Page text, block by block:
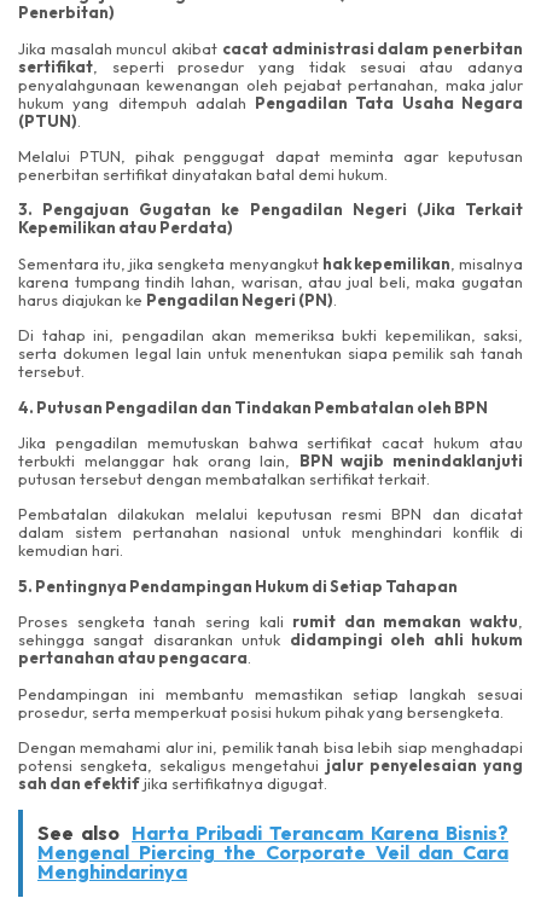
Penerbitan)
Jika masalah muncul akibat cacat administrasi dalam penerbitan
sertifikat , seperti prosedur yang tidak sesuai atau adanya
penyalahgunaan kewenangan oleh pejabat pertanahan, maka jalur
hukum yang ditempuh adalah Pengadilan Tata Usaha Negara
(PTUN)
Melalui PTUN, pihak penggugat dapat meminta agar keputusan
penerbitan sertifikat dinyatakan batal demi hukum.
3. Pengajuan Gugatan ke Pengadilan Negeri (Jika Terkait
Kepemilikan atau Perdata)
Sementara itu, jika sengketa menyangkut hak kepemilikan , misalnya
karena tumpang tindih lahan, warisan, atau jual beli, maka gugatan
harus diajukan ke Pengadilan Negeri (PN)
Di tahap ini, pengadilan akan memeriksa bukti kepemilikan, saksi,
serta dokumen legal lain untuk menentukan siapa pemilik sah tanah
tersebut.
4. Putusan Pengadilan dan Tindakan Pembatalan oleh BPN
Jika pengadilan memutuskan bahwa sertifikat cacat hukum atau
terbukti melanggar hak orang lain, BPN wajib menindaklanjuti
putusan tersebut dengan membatalkan sertifikat terkait.
Pembatalan dilakukan melalui keputusan resmi BPN dan dicatat
dalam sistem pertanahan nasional untuk menghindari konflik di
kemudian hari.
5. Pentingnya Pendampingan Hukum di Setiap Tahapan
Proses sengketa tanah sering kali rumit dan memakan waktu
sehingga sangat disarankan untuk didampingi oleh ahli hukum
pertanahan atau pengacara
Pendampingan ini membantu memastikan setiap langkah sesuai
prosedur, serta memperkuat posisi hukum pihak yang bersengketa.
Dengan memahami alur ini, pemilik tanah bisa lebih siap menghadapi
potensi sengketa, sekaligus mengetahui jalur penyelesaian yang
sah dan efektifjika sertifikatnya digugat.
See also Harta Pribadi Terancam Karena Bisnis?
Mengenal Piercing the Corporate Veil dan Cara
Menghindarinya